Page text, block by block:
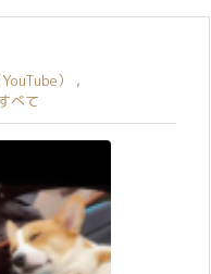
）
,
べて